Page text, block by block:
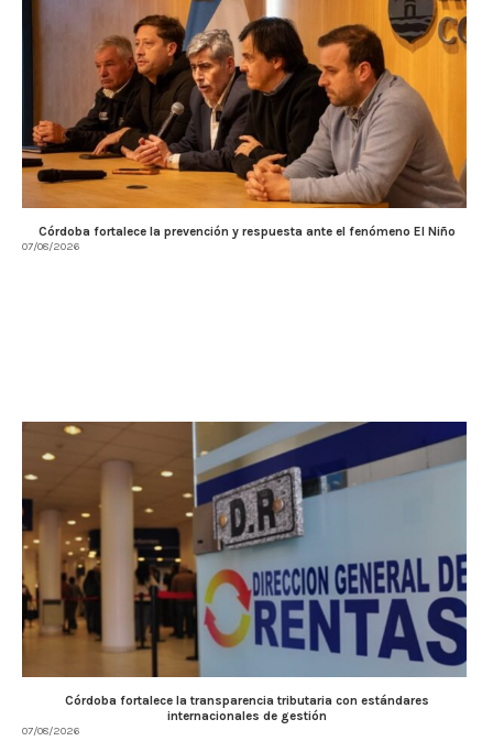
Córdoba fortalece la prevención y respuesta ante el fenómeno El Niño
07/08/2026
Córdoba fortalece la transparencia tributaria con estándares
internacionales de gestión
07/08/2026